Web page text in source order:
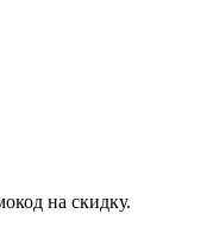
на скидку.